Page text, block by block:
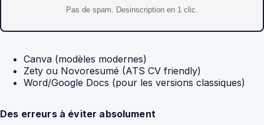
Pas de spam. Desinscription en 1 clic.
Canva (modèles modernes)
Zety ou Novoresumé (ATS CV friendly)
Word/Google Docs (pour les versions classiques)
Des erreurs à éviter absolument